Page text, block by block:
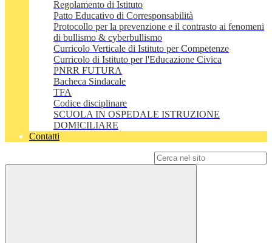
Regolamento di Istituto
Patto Educativo di Corresponsabilità
Protocollo per la prevenzione e il contrasto ai fenomeni
di bullismo & cyberbullismo
Curricolo Verticale di Istituto per Competenze
Curricolo di Istituto per l'Educazione Civica
PNRR FUTURA
Bacheca Sindacale
TFA
Codice disciplinare
SCUOLA IN OSPEDALE ISTRUZIONE
DOMICILIARE
Contatti